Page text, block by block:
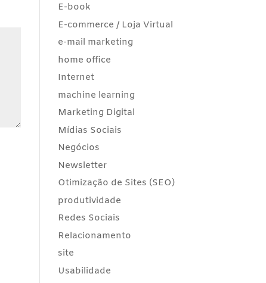
E-book
E-commerce / Loja Virtual
e-mail marketing
home office
Internet
machine learning
Marketing Digital
Mídias Sociais
Negócios
Newsletter
Otimização de Sites (SEO)
produtividade
Redes Sociais
Relacionamento
site
Usabilidade